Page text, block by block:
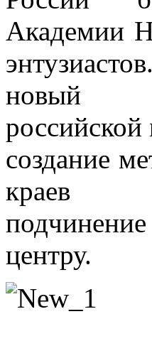
Академии
создание
центру.